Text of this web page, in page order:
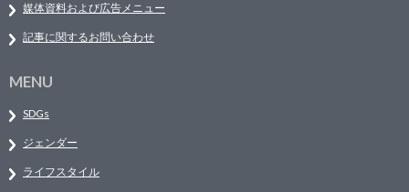
媒体資料および広告メニュー
記事に関するお問い合わせ
MENU
SDGs
ジェンダー
ライフスタイル